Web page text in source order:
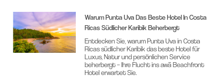
Warum Punta Uva Das Beste Hotel In Costa
Ricas Südlicher Karibik Beherbergt
Entdecken Sie, warum Punta Uva in Costa
Ricas südlicher Karibik das beste Hotel für
Luxus, Natur und persönlichen Service
beherbergt – Ihre Flucht ins awā Beachfront
Hotel erwartet Sie.